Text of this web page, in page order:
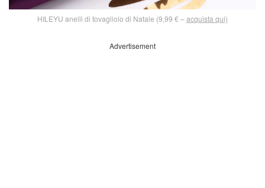
HILEYU anelli di tovagliolo di Natale (9,99 € –acquista qui)
Advertisement